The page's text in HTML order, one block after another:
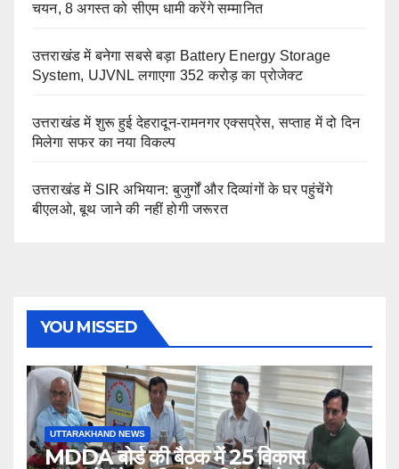
चयन, 8 अगस्त को सीएम धामी करेंगे सम्मानित
उत्तराखंड में बनेगा सबसे बड़ा Battery Energy Storage
System, UJVNL लगाएगा 352 करोड़ का प्रोजेक्ट
उत्तराखंड में शुरू हुई देहरादून-रामनगर एक्सप्रेस, सप्ताह में दो दिन
मिलेगा सफर का नया विकल्प
उत्तराखंड में SIR अभियान: बुजुर्गों और दिव्यांगों के घर पहुंचेंगे
बीएलओ, बूथ जाने की नहीं होगी जरूरत
YOU MISSED
UTTARAKHAND NEWS
MDDA बोर्ड की बैठक में 25 विकास